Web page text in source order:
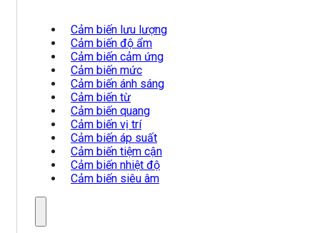
Cảm biến lưu lượng
Cảm biến độ ẩm
Cảm biến cảm ứng
Cảm biến mức
Cảm biến ánh sáng
Cảm biến từ
Cảm biến quang
Cảm biến vị trí
Cảm biến áp suất
Cảm biến tiệm cận
Cảm biến nhiệt độ
Cảm biến siêu âm